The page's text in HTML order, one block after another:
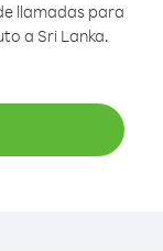
llamadas para
a Sri Lanka.